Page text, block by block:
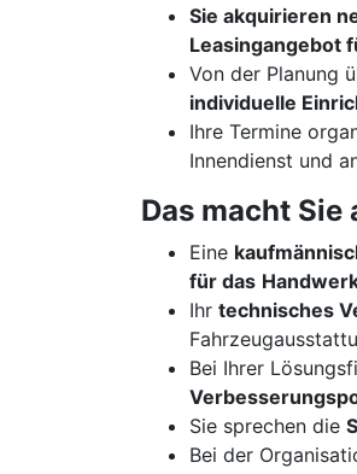
Sie akquirieren
Leasingangebot
Von der Planung
individuelle
Ihre Termine
Innendienst und
Das macht Sie
Eine
für das
Ihr technisches
Bei Ihrer
Sie sprechen die
Bei der